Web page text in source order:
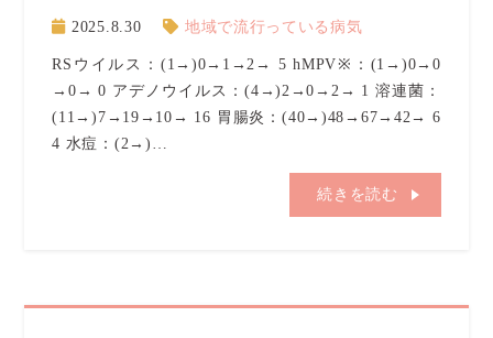
2025.8.30 地域で流行っている病気
RSウイルス：(1→)0→1→2→ 5 hMPV※：(1→)0→0
→0→ 0 アデノウイルス：(4→)2→0→2→ 1 溶連菌：
(11→)7→19→10→ 16 胃腸炎：(40→)48→67→42→ 6
4 水痘：(2→)…
続きを読む